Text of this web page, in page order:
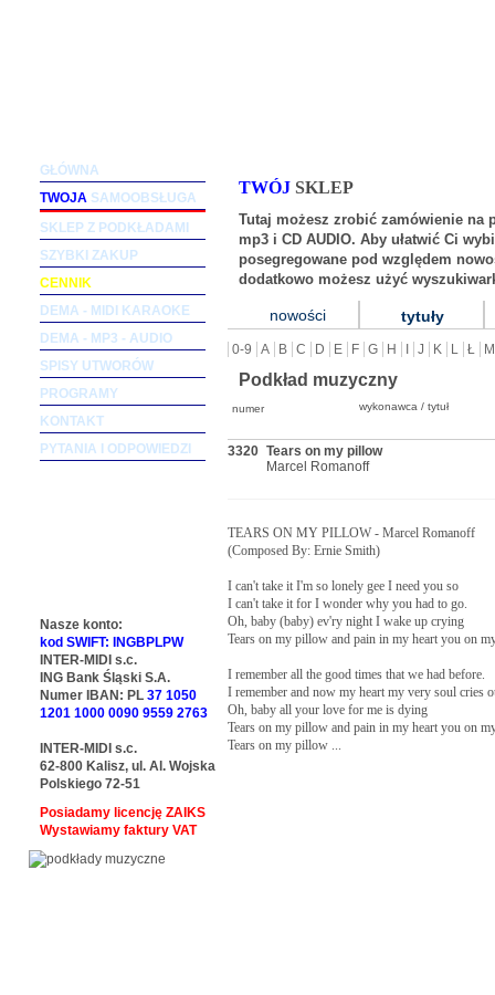
TWÓJ SKLEP
Tutaj możesz zrobić zamówienie na
mp3 i CD AUDIO. Aby ułatwić Ci
posegregowane pod względem
dodatkowo możesz użyć
nowości tytuły
0-9 A B C D E F G H J K L Ł M
Podkład muzyczny
numer wykonawca / tytuł
3320 Tears on my pillow
Marcel Romanoff
TEARS ON MY PILLOW - Marcel Romanoff
(Composed By: Ernie Smith)
I can't take it I'm so lonely gee I need you so
I can't take it for I wonder why you had to go.
Oh, baby (baby) ev'ry night I wake up crying
Tears on my pillow and pain in my heart you on
I remember all the good times that we had before.
I remember and now my heart my very soul cries
Oh, baby all your love for me is dying
Tears on my pillow and pain in my heart you on
Tears on my pillow ...
GŁÓWNA
TWOJA SAMOOBSŁUGA
SKLEP Z PODKŁADAMI
SZYBKI ZAKUP
CENNIK
DEMA - MIDI KARAOKE
DEMA - MP3 - AUDIO
SPISY UTWORÓW
PROGRAMY
KONTAKT
PYTANIA I ODPOWIEDZI
Nasze konto:
kod SWIFT: INGBPLPW
INTER-MIDI s.c.
ING Bank Śląski S.A.
Numer IBAN: PL 37 1050
1201 1000 0090 9559 2763
INTER-MIDI s.c.
62-800 Kalisz, ul. Al. Wojska
Polskiego 72-51
Posiadamy licencję ZAIKS
Wystawiamy faktury VAT